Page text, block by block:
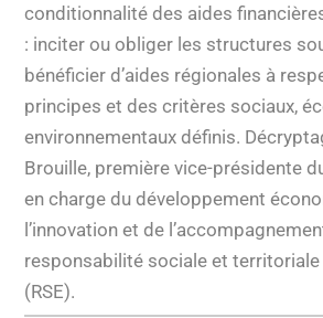
conditionnalité des aides
: inciter ou obliger les structures
bénéficier d’aides régionales à
principes et des critères sociaux,
environnementaux définis.
Brouille, première vice-présidente
en charge du développement
l’innovation et de
responsabilité sociale et
(RSE).